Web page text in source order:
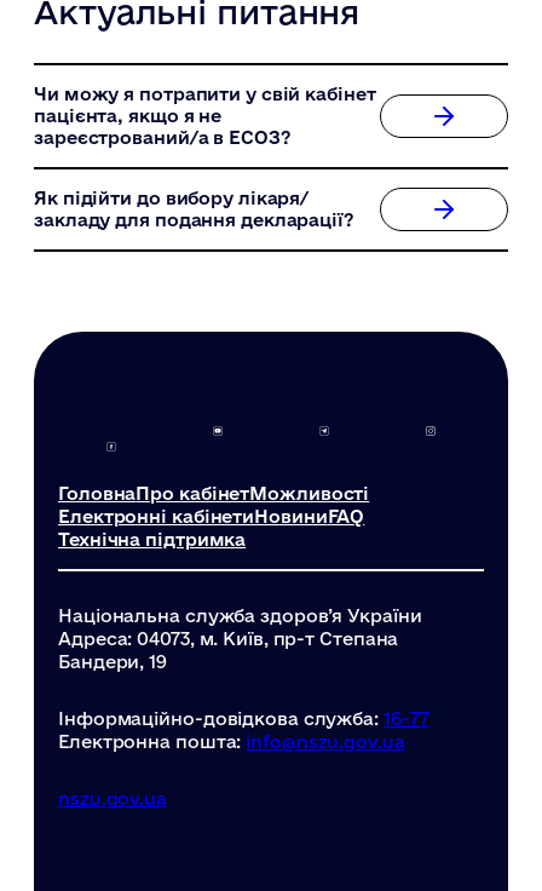
Актуальні питання
Чи можу я потрапити у свій кабінет
пацієнта, якщо я не
зареєстрований/а в ЕСОЗ?
Як підійти до вибору лікаря/
закладу для подання декларації?
Національна служба здоров’я України
Адреса: 04073, м. Київ, пр-т Степана
Бандери, 19
Інформаційно-довідкова служба: 16-77
Електронна пошта: info@nszu.gov.ua
nszu.gov.ua
ГоловнаПро кабінетМожливості
Електронні кабінетиНовиниFAQ
Технічна підтримка